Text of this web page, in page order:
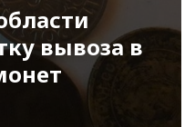
вывоза в